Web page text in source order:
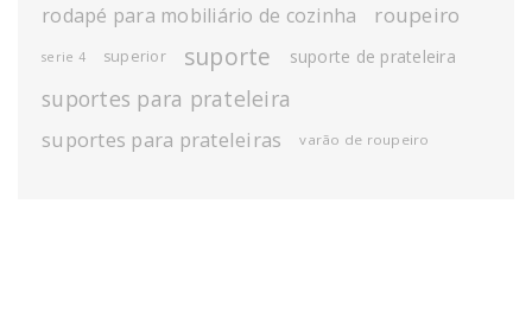
rodapé para mobiliário de cozinha roupeiro
serie 4 superior suporte suporte de prateleira
suportes para prateleira
suportes para prateleiras varão de roupeiro